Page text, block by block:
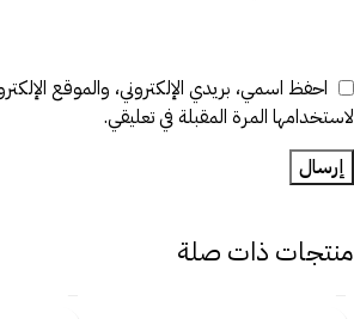
احفظ اسمي، بريدي الإلكتروني، والموقع
لاستخدامها المرة المقبلة في تعليقي.
منتجات ذات صلة